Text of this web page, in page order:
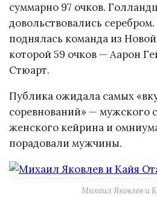
суммарно 97 очков.
довольствовались
поднялась команда из
которой 59 очков — Аарон
Стюарт.
Публика ожидала самых
соревнований» — мужского
женского кейрина и
порадовали мужчины.
Михаил Яковлев и